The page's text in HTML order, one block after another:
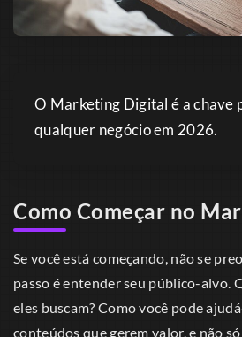
O Marketing Digital é a chave
qualquer negócio em 2026.
Como Começar no
Se você está começando, não se
passo é entender seu público-alvo.
eles buscam? Como você pode
conteúdos que gerem valor, e não